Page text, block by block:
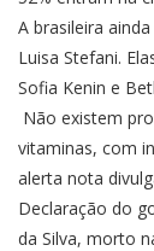
A brasileira
Luisa Stefani.
Sofia Kenin e
Não existem
vitaminas, com
alerta nota
Declaração do
da Silva, morto